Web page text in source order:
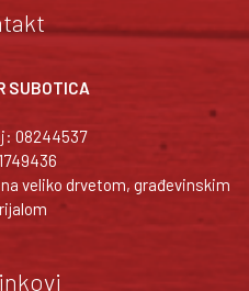
SUBOTICA
08244537
veliko drvetom, građevinskim